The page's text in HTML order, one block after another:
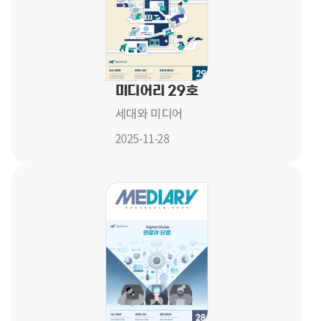
미디어리 29호
세대와 미디어
2025-11-28